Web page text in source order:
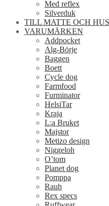
Med reflex
Silverduk
TILL MATTE OCH
VARUMÄRKEN
Addpocket
Alg-Börje
Baggen
Boett
Cycle dog
Farmfood
Furminator
HelsiTar
Kraja
L:a Bruket
Majstor
Metizo design
Niggeloh
O’tom
Planet dog
Pomppa
Rauh
Rex specs